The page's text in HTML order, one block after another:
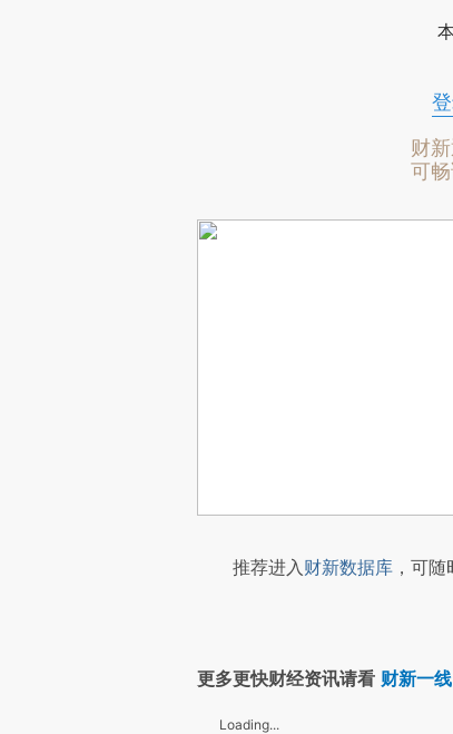
财
可
推荐进入财新数据库 ，可
更多更快财经资讯请看 财新一线
Loading...